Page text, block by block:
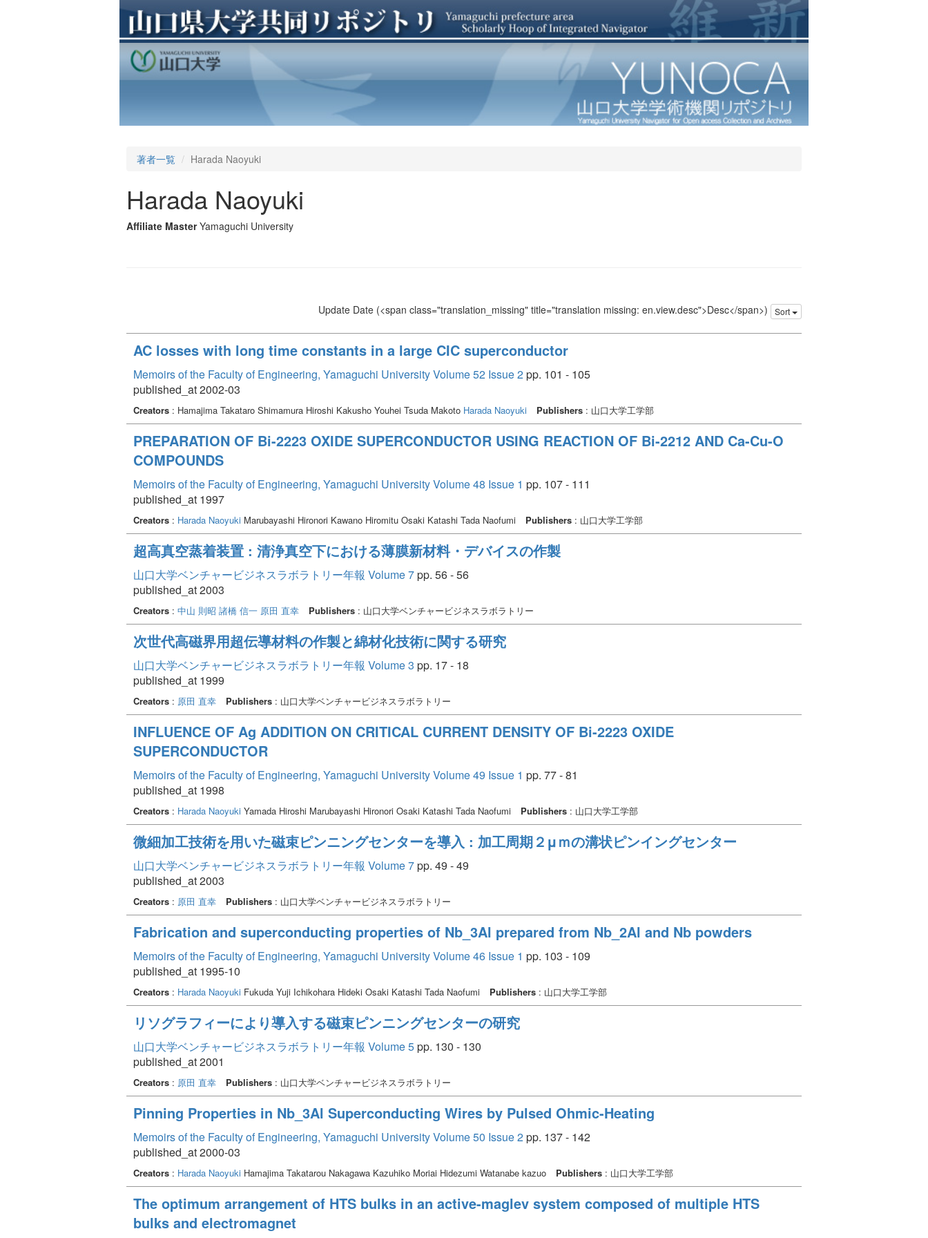
著者一覧 Harada Naoyuki
Harada Naoyuki
Affiliate Master Yamaguchi University
Update Date (<span class="translation_missing" title="translation missing: en.view.desc">Desc</span>) Sort
AC losses with long time constants in a large CIC superconductor
Memoirs of the Faculty of Engineering, Yamaguchi University Volume 52 Issue 2pp. 101 - 105
published_at 2002-03
Creators : Hamajima Takataro Shimamura Hiroshi Kakusho Youhei Tsuda Makoto Harada Naoyuki Publishers : 山口大学工学部
PREPARATION OF Bi-2223 OXIDE SUPERCONDUCTOR USING REACTION OF Bi-2212 AND Ca-Cu-O
COMPOUNDS
Memoirs of the Faculty of Engineering, Yamaguchi University Volume 48 Issue 1 pp. 107 - 111
published_at 1997
Creators : Harada Naoyuki Marubayashi Hironori Kawano Hiromitu Osaki Katashi Tada Naofumi Publishers : 山口大学工学部
超高真空蒸着装置 : 清浄真空下における薄膜新材料・デバイスの作製
山口大学ベンチャービジネスラボラトリー年報 Volume 7pp. 56 - 56
published_at 2003
Creators : 中山 則昭 諸橋 信一 原田 直幸 Publishers : 山口大学ベンチャービジネスラボラトリー
次世代高磁界用超伝導材料の作製と綿材化技術に関する研究
山口大学ベンチャービジネスラボラトリー年報 Volume 3 pp. 17 - 18
published_at 1999
Creators : 原田 直幸 Publishers : 山口大学ベンチャービジネスラボラトリー
INFLUENCE OF Ag ADDITION ON CRITICAL CURRENT DENSITY OF Bi-2223 OXIDE
SUPERCONDUCTOR
Memoirs of the Faculty of Engineering, Yamaguchi University Volume 49 Issue 1 pp. 77 - 81
published_at 1998
Creators : Harada Naoyuki Yamada Hiroshi Marubayashi Hironori Osaki Katashi Tada Naofumi Publishers : 山口大学工学部
微細加工技術を用いた磁束ピンニングセンターを導入 : 加工周期２μｍの溝状ピンイングセンター
山口大学ベンチャービジネスラボラトリー年報 Volume 7pp. 49 - 49
published_at 2003
Creators : 原田 直幸 Publishers : 山口大学ベンチャービジネスラボラトリー
Fabrication and superconducting properties of Nb_3Al prepared from Nb_2Al and Nb powders
Memoirs of the Faculty of Engineering, Yamaguchi University Volume 46 Issue 1 pp. 103 - 109
published_at 1995-10
Creators : Harada Naoyuki Fukuda Yuji Ichikohara Hideki Osaki Katashi Tada Naofumi Publishers : 山口大学工学部
リソグラフィーにより導入する磁束ピンニングセンターの研究
山口大学ベンチャービジネスラボラトリー年報 Volume 5pp. 130 - 130
published_at 2001
Creators : 原田 直幸 Publishers : 山口大学ベンチャービジネスラボラトリー
Pinning Properties in Nb_3Al Superconducting Wires by Pulsed Ohmic-Heating
Memoirs of the Faculty of Engineering, Yamaguchi University Volume 50 Issue 2pp. 137 - 142
published_at 2000-03
Creators : Harada Naoyuki Hamajima Takatarou Nakagawa Kazuhiko Moriai Hidezumi Watanabe kazuo Publishers : 山口大学工学部
The optimum arrangement of HTS bulks in an active-maglev system composed of multiple HTS
bulks and electromagnet